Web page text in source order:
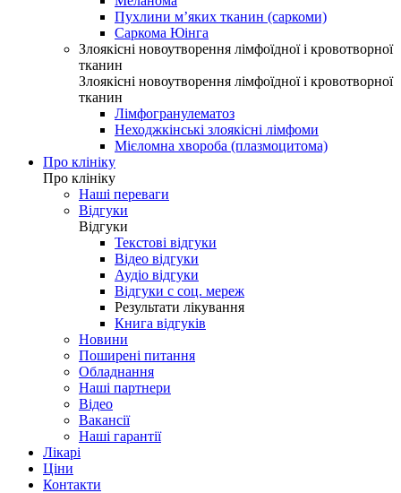
Пухлини м’яких тканин (саркоми)
Саркома Юінга
Злоякісні новоутворення лімфоїдної і кровотворної
тканин
Злоякісні новоутворення лімфоїдної і кровотворної
тканин
Лімфогранулематоз
Неходжкінські злоякісні лімфоми
Мієломна хвороба (плазмоцитома)
Про клініку
Про клініку
Наші переваги
Відгуки
Відгуки
Текстові відгуки
Відео відгуки
Аудіо відгуки
Відгуки с соц. мереж
Результати лікування
Книга відгуків
Новини
Поширені питання
Обладнання
Наші партнери
Відео
Вакансії
Наші гарантії
Лікарі
Ціни
Контакти